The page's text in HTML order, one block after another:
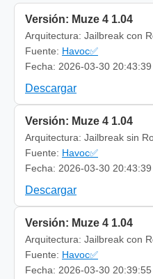
Versión: Muze 4 1.04
Arquitectura: Jailbreak con
Fuente: Havoc✅
Fecha: 2026-03-30 20:43:39
Descargar
Versión: Muze 4 1.04
Arquitectura: Jailbreak sin
Fuente: Havoc✅
Fecha: 2026-03-30 20:43:39
Descargar
Versión: Muze 4 1.04
Arquitectura: Jailbreak con
Fuente: Havoc✅
Fecha: 2026-03-30 20:39:55